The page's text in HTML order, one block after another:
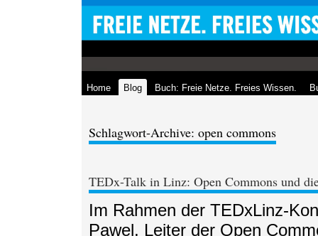
Home Blog Buch: Freie Netze. Freies Wissen.
Schlagwort-Archive: open commons
TEDx-Talk in Linz: Open Commons und
Im Rahmen der TEDxLinz-
Pawel, Leiter der Open